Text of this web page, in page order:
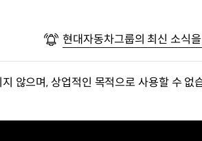
현대자동차그룹의 최신 소식
않으며, 상업적인 목적으로 사용할 수 없